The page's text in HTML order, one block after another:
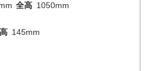
全高 1050mm
145mm